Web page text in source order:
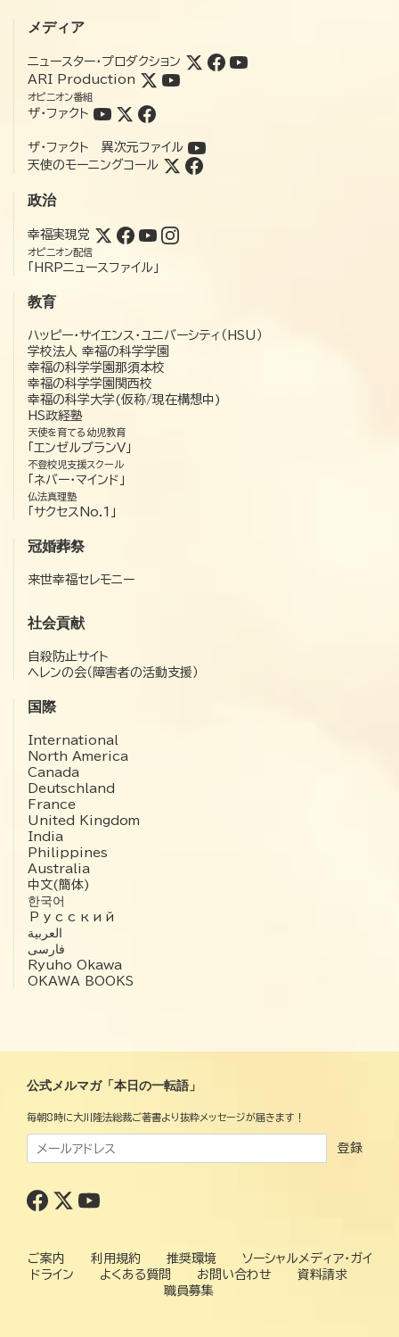
メディア
ニュースター・プロダクション
ARI Production
オピニオン番組
ザ・ファクト
ザ・ファクト 異次元ファイル
天使のモーニングコール
政治
幸福実現党
オピニオン配信
「HRPニュースファイル」
教育
ハッピー・サイエンス・ユニバーシティ（HSU）
学校法人 幸福の科学学園
幸福の科学学園那須本校
幸福の科学学園関西校
幸福の科学大学(仮称/現在構想中)
HS政経塾
天使を育てる幼児教育
「エンゼルプランV」
不登校児支援スクール
「ネバー・マインド」
仏法真理塾
「サクセスNo.1」
冠婚葬祭
来世幸福セレモニー
社会貢献
自殺防止サイト
ヘレンの会（障害者の活動支援）
国際
International
North America
Canada
Deutschland
France
United Kingdom
India
Philippines
Australia
中文(簡体)
한국어
Русский
العربية‏
فارسی
Ryuho Okawa
OKAWA BOOKS
公式メルマガ「本日の一転語」
毎朝8時に大川隆法総裁ご著書より抜粋メッセージが届きます！
登録
ご案内 利用規約 推奨環境
ソーシャルメディア・ガイ
ドライン
よくある質問 お問い合わせ
資料請求
職員募集